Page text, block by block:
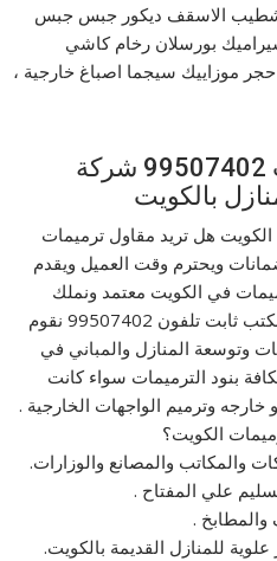
الاسقف ديكور جبس جبس
بورسلان رخام كاشي
موزاييك سيجما اصباغ خارجية ،
مقاول ترميمات الكويت 99507402 شركة
بالكويت
هل تريد مقاول ترميمات
ويحترم وقت العميل ويقدم
في الكويت معتمد ونملك
ترخيص بمزاولة المهنة ويوجد لنا مكتب ثابت تلفون 99507402 نقوم
وتوسعة المنازل والمباني في
بنود الترميمات سواء كانت
وترميم الواجهات الخارجية .
الكويت؟